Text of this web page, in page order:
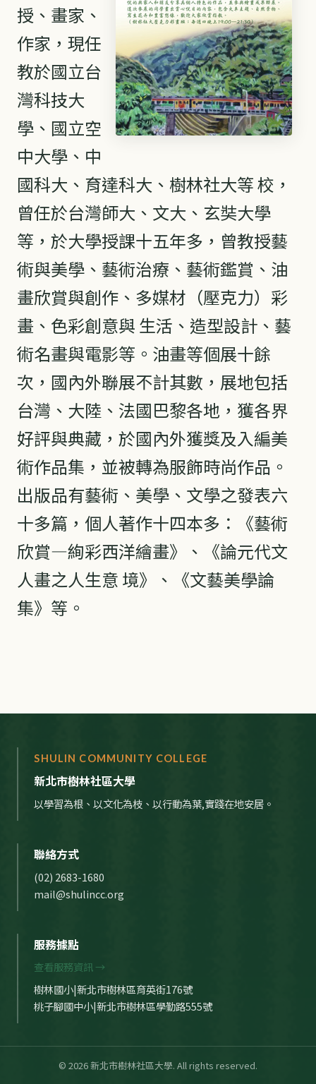
授、畫家、
作家，現任
教於國立台
灣科技大
學、國立空
中大學、中
國科大、育達科大、樹林社大等 校，
曾任於台灣師大、文大、玄奘大學
等，於大學授課十五年多，曾教授藝
術與美學、藝術治療、藝術鑑賞、油
畫欣賞與創作、多媒材（壓克力）彩
畫、色彩創意與 生活、造型設計、藝
術名畫與電影等。油畫等個展十餘
次，國內外聯展不計其數，展地包括
台灣、大陸、法國巴黎各地，獲各界
好評與典藏，於國內外獲獎及入編美
術作品集，並被轉為服飾時尚作品。
出版品有藝術、美學、文學之發表六
十多篇，個人著作十四本多：《藝術
欣賞—絢彩西洋繪畫》、《論元代文
人畫之人生意 境》、《文藝美學論
集》等。
SHULIN COMMUNITY COLLEGE
新北市樹林社區大學
以學習為根、以文化為枝、以行動為葉,實踐在地安居。
聯絡方式
(02) 2683-1680
mail@shulincc.org
服務據點
查看服務資訊 →
樹林國小|新北市樹林區育英街176號
桃子腳國中小|新北市樹林區學勤路555號
© 2026 新北市樹林社區大學. All rights reserved.